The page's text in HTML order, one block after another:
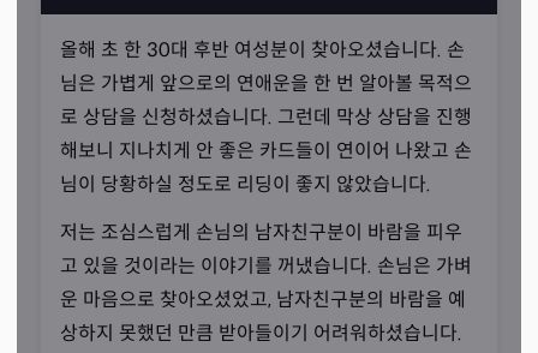
치유를 통해 극복할 용기를
올해 초 한 30대 후반 여성분이 찾아오셨습니다. 손
님은 가볍게 앞으로의 연애운을 한 번 알아볼 목적으
로 상담을 신청하셨습니다. 그런데 막상 상담을 진행
해보니 지나치게 안 좋은 카드들이 연이어 나왔고 손
님이 당황하실 정도로 리딩이 좋지 않았습니다.
저는 조심스럽게 손님의 남자친구분이 바람을 피우
고 있을 것이라는 이야기를 꺼냈습니다. 손님은 가벼
운 마음으로 찾아오셨었고, 남자친구분의 바람을 예
상하지 못했던 만큼 받아들이기 어려워하셨습니다.